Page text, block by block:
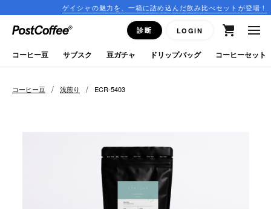
ゲイシャの魅力を、一箱に詰め込んだ飲み比べセットが登場！
診断 LOGIN
close
ログイン
新規会員登録
コーヒー豆 / 浅煎り / ECR-5403
コーヒー豆 サブスク 豆ガチャ ドリップバッグ コーヒーセット